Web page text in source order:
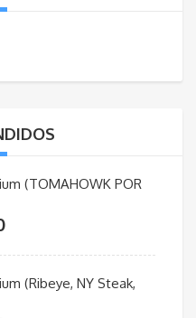
(TOMAHOWK POR
(Ribeye, NY Steak,